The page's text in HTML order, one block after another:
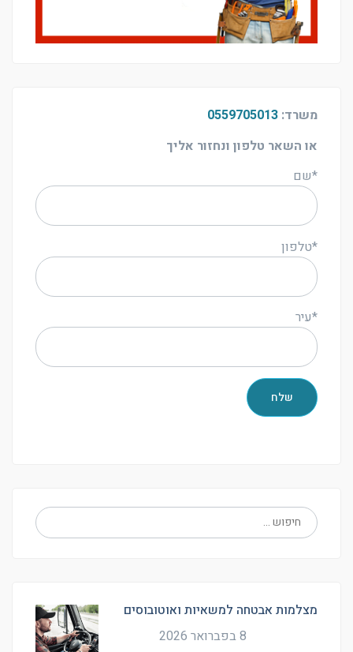
משרד: 0559705013
או השאר טלפון ונחזור אליך
*שם
*טלפון
*עיר
מצלמות אבטחה למשאיות ואוטובוסים
8 בפברואר 2026